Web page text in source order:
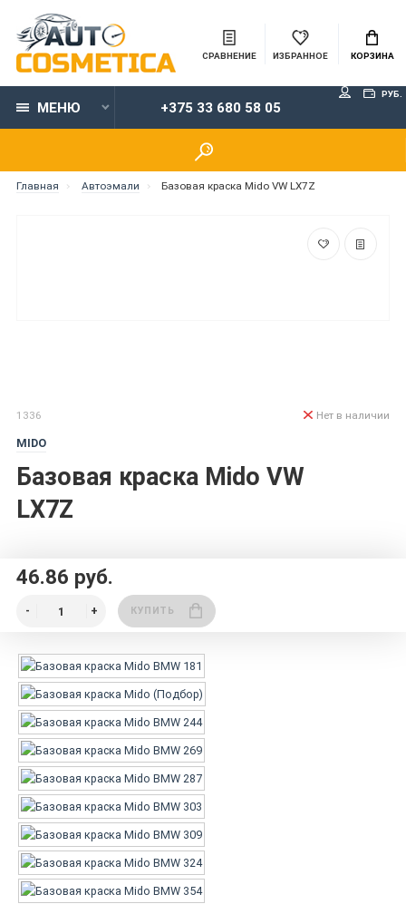
СРАВНЕНИЕ ИЗБРАННОЕ КОРЗИНА
МЕНЮ +375 33 680 58 05
РУБ.
Главная Автоэмали Базовая краска Mido VW LX7Z
1336
MIDO
Базовая краска Mido VW
LX7Z
Нет в наличии
46.86 руб.
КУПИТЬ